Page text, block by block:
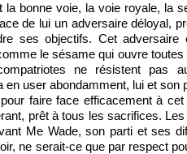
la bonne voie, la voie royale, la
de lui un adversaire déloyal,
ses objectifs. Cet
le sésame qui ouvre
ne résistent pas
en user abondamment, lui et son
faire face efficacement à
prêt à tous les sacrifices.
Me Wade, son parti et ses
ne serait-ce que par respect